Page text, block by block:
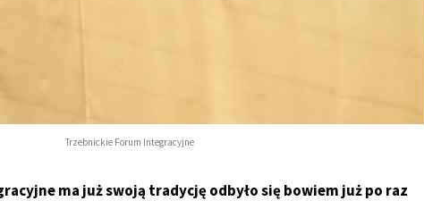
Trzebnickie Forum Integracyjne
ma już swoją tradycję odbyło się bowiem już po raz